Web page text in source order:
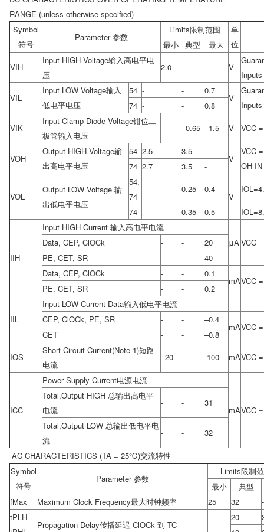
RANGE (unless otherwise specified)
Symbol
符号
Parameter 参数
Limits限制范围
单
位
最小 典型
最大
VIH
Input HIGH Voltage输入高电平电
压
2.0 - - V
Inputs
VIL
Input LOW Voltage输入
低电平电压
54 - - 0.7
V
Inputs
74 - -
0.8
VIK
Input Clamp Diode Voltage钳位二
极管输入电压
- –0.65 –1.5 V VCC
VOH
Output HIGH Voltage输
出高电平电压
54 2.5 3.5 -
V
VCC
OH
74 2.7 3.5 -
VOL
Output LOW Voltage 输
出低电平电压
54,
74
- 0.25 0.4
V
74 - 0.35 0.5
IIH
Input HIGH Current 输入高电平电流
μAVCC
Data, CEP, ClOCk - -
20
PE, CET, SR
- -
40
Data, CEP, ClOCk
- - 0.1
mAVCC
PE, CET, SR - - 0.2
IIL
Input LOW Current Data输入低电平电流
-
CEP, ClOCk, PE, SR
- - –0.4
mAVCC
CET - -
–0.8
IOS
Short Circuit Current(Note 1)短路
电流
–20 - -100 mAVCC
ICC
Power Supply Current电源电流
mAVCC
Total,Output HIGH 总输出高电平
电流
- - 31
Total,Output LOW 总输出低电平电
流
- - 32
AC CHARACTERISTICS (TA = 25℃)交流特性
Symbol
符号
Parameter 参数
Limits限制
最小
典型
fMax
Maximum Clock Frequency最大时钟频率 25 32
-
tPLH
Propagation Delay传播延迟 ClOCk 到 TC -
20